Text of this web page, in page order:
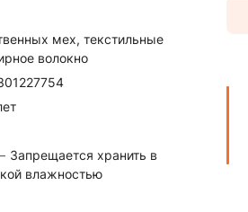
мех, текстильные
волокно
Запрещается хранить в
влажностью